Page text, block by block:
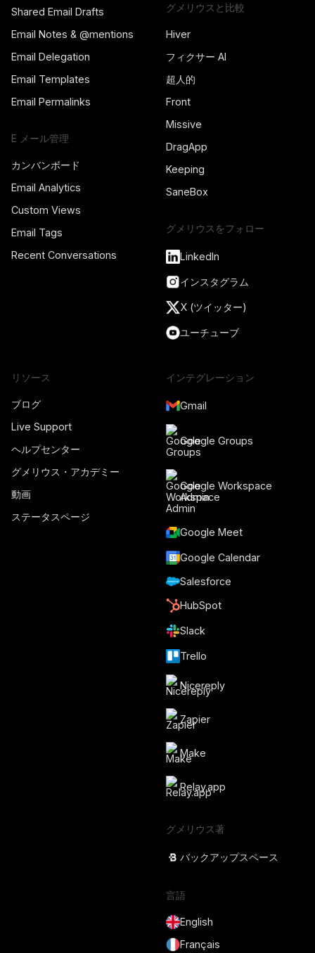
Shared Email Drafts
Email Notes & @mentions
Email Delegation
Email Templates
Email Permalinks
E メール管理
カンバンボード
Email Analytics
Custom Views
Email Tags
Recent Conversations
グメリウスと比較
Hiver
フィクサー AI
超人的
Front
Missive
DragApp
Keeping
SaneBox
グメリウスをフォロー
LinkedIn
インスタグラム
X (ツイッター)
ユーチューブ
リソース
ブログ
Live Support
ヘルプセンター
グメリウス・アカデミー
動画
ステータスページ
インテグレーション
Gmail
Google Groups
Google Workspace
Admin
Google Meet
Google Calendar
Salesforce
HubSpot
Slack
Trello
Nicereply
Zapier
Make
Relay.app
グメリウス著
バックアップスペース
言語
English
Français